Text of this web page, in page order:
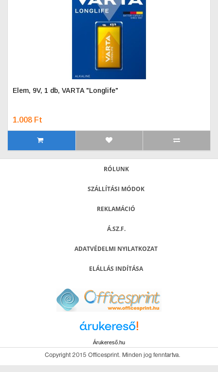
Elem, 9V, 1 db, VARTA "Longlife"
1.008 Ft
RÓLUNK
SZÁLLÍTÁSI MÓDOK
REKLAMÁCIÓ
Á.SZ.F.
ADATVÉDELMI NYILATKOZAT
ELÁLLÁS INDÍTÁSA
Árukereső.hu
Copyright 2015 Officesprint. Minden jog fenntartva.